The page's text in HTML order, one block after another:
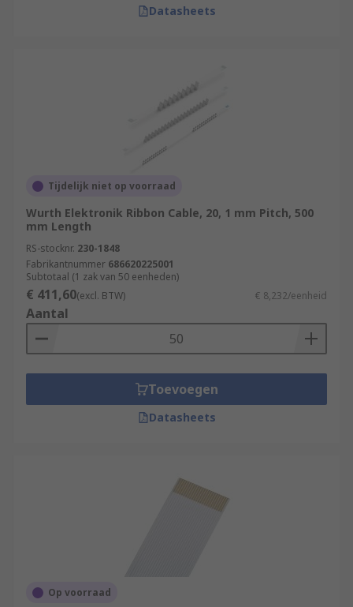
Datasheets
Tijdelijk niet op voorraad
Wurth Elektronik Ribbon Cable, 20, 1 mm Pitch, 500
mm Length
RS-stocknr. 230-1848
Fabrikantnummer 686620225001
Subtotaal (1 zak van 50 eenheden)
€ 411,60(excl. BTW) € 8,232/eenheid
Aantal
Toevoegen
Datasheets
Op voorraad